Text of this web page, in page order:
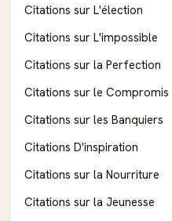
Citations sur L'élection
Citations sur L'impossible
Citations sur la Perfection
Citations sur le Compromis
Citations sur les Banquiers
Citations D'inspiration
Citations sur la Nourriture
Citations sur la Jeunesse